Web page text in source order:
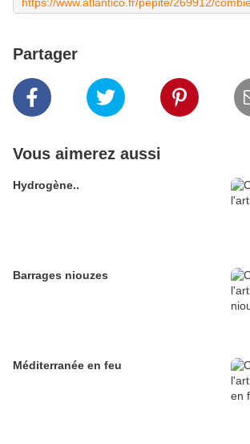
Partager
Vous aimerez aussi
Hydrogène..
Barrages niouzes
Méditerranée en feu